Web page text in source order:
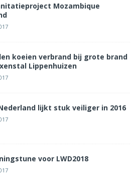
Mozambique
koeien verbrand bij grote brand
Lippenhuizen
lijkt stuk veiliger in 2016
voor LWD2018